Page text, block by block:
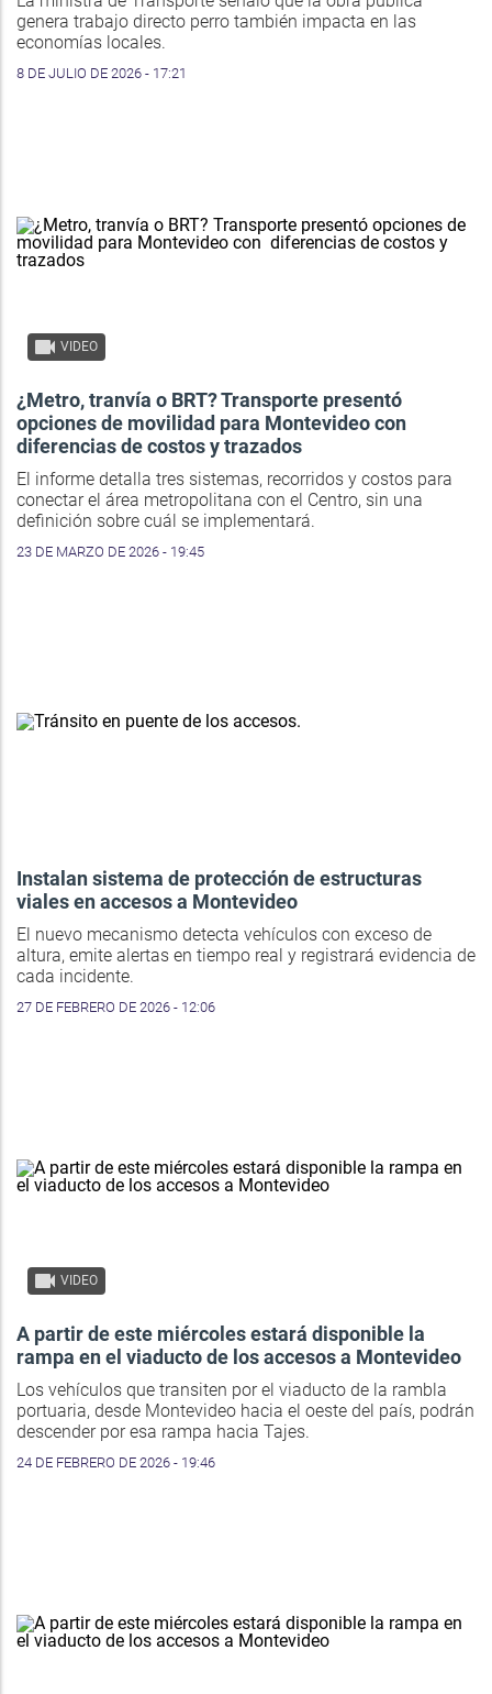
genera trabajo directo perro también impacta en las
economías locales.
8 DE JULIO DE 2026 - 17:21
VIDEO
¿Metro, tranvía o BRT? Transporte presentó
opciones de movilidad para Montevideo con
diferencias de costos y trazados
El informe detalla tres sistemas, recorridos y costos para
conectar el área metropolitana con el Centro, sin una
definición sobre cuál se implementará.
23 DE MARZO DE 2026 - 19:45
Instalan sistema de protección de estructuras
viales en accesos a Montevideo
El nuevo mecanismo detecta vehículos con exceso de
altura, emite alertas en tiempo real y registrará evidencia de
cada incidente.
27 DE FEBRERO DE 2026 - 12:06
VIDEO
A partir de este miércoles estará disponible la
rampa en el viaducto de los accesos a Montevideo
Los vehículos que transiten por el viaducto de la rambla
portuaria, desde Montevideo hacia el oeste del país, podrán
descender por esa rampa hacia Tajes.
24 DE FEBRERO DE 2026 - 19:46